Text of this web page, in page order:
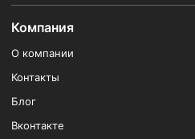
Компания
О компании
Контакты
Блог
Вконтакте